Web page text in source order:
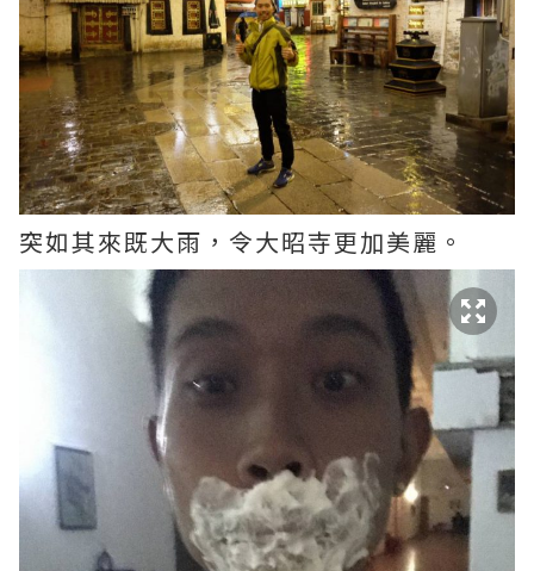
突如其來既大雨，令大昭寺更加美麗。